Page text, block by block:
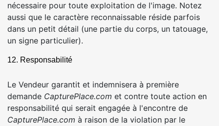
nécessaire pour toute exploitation de l'image. Notez
aussi que le caractère reconnaissable réside parfois
dans un petit détail (une partie du corps, un tatouage,
un signe particulier).
12. Responsabilité
Le Vendeur garantit et indemnisera à première
demande CapturePlace.com et contre toute action en
responsabilité qui serait engagée à l'encontre de
CapturePlace.com à raison de la violation par le